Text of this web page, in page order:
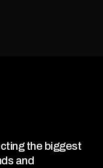
the biggest
and